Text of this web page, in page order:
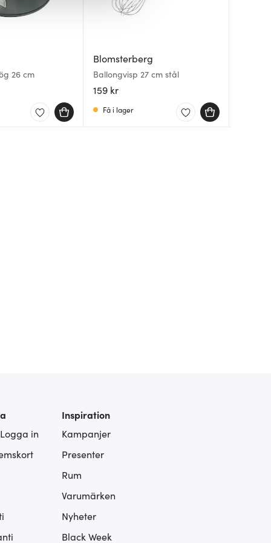
26 cm
Blomsterberg
Ballongvisp 27 cm stål
159 kr
Få i lager
in
Inspiration
Kampanjer
Presenter
Rum
Varumärken
Nyheter
Black Week